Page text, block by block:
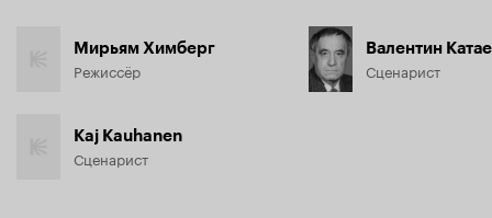
Мирьям Химберг
Режиссёр
Kaj Kauhanen
Сценарист
Валентин
Сценарист